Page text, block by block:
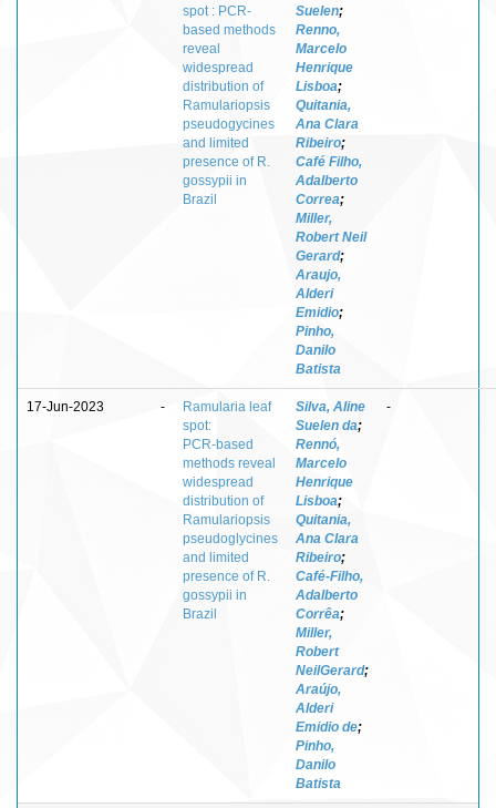
spot : PCR-
based methods
reveal
widespread
distribution of
Ramulariopsis
pseudogycines
and limited
presence of R.
gossypii in
Brazil
Suelen;
Renno,
Marcelo
Henrique
Lisboa;
Quitania,
Ana Clara
Ribeiro;
Café Filho,
Adalberto
Correa;
Miller,
Robert Neil
Gerard;
Araujo,
Alderi
Emidio;
Pinho,
Danilo
Batista
17-Jun-2023 -
Ramularia leaf
spot:
PCR‑based
methods reveal
widespread
distribution of
Ramulariopsis
pseudoglycines
and limited
presence of R.
gossypii in
Brazil
Silva, Aline
Suelen da;
Rennó,
Marcelo
Henrique
Lisboa;
Quitania,
Ana Clara
Ribeiro;
Café‑Filho,
Adalberto
Corrêa;
Miller,
Robert
NeilGerard;
Araújo,
Alderi
Emidio de;
Pinho,
Danilo
Batista
-